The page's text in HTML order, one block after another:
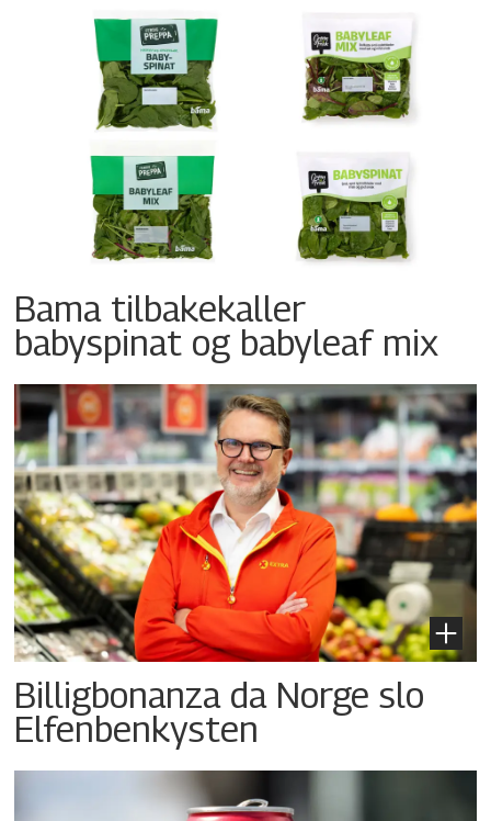
Bama tilbakekaller
babyspinat og babyleaf mix
Billigbonanza da Norge slo
Elfenbenkysten